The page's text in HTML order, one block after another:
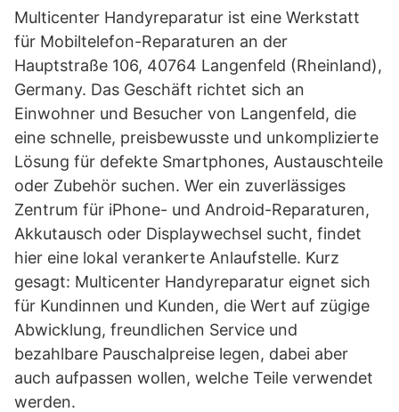
Multicenter Handyreparatur ist eine Werkstatt
für Mobiltelefon-Reparaturen an der
Hauptstraße 106, 40764 Langenfeld (Rheinland),
Germany. Das Geschäft richtet sich an
Einwohner und Besucher von Langenfeld, die
eine schnelle, preisbewusste und unkomplizierte
Lösung für defekte Smartphones, Austauschteile
oder Zubehör suchen. Wer ein zuverlässiges
Zentrum für iPhone- und Android-Reparaturen,
Akkutausch oder Displaywechsel sucht, findet
hier eine lokal verankerte Anlaufstelle. Kurz
gesagt: Multicenter Handyreparatur eignet sich
für Kundinnen und Kunden, die Wert auf zügige
Abwicklung, freundlichen Service und
bezahlbare Pauschalpreise legen, dabei aber
auch aufpassen wollen, welche Teile verwendet
werden.